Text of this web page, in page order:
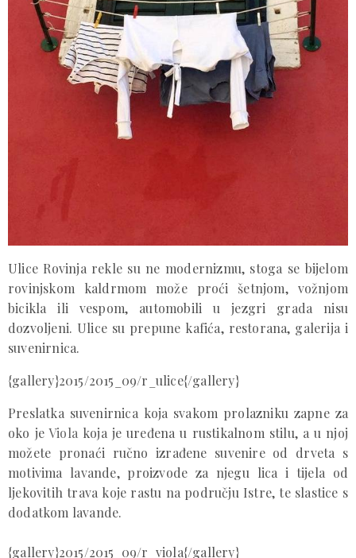
Ulice Rovinja rekle su ne modernizmu, stoga se bijelom
rovinjskom kaldrmom može proći šetnjom, vožnjom
bicikla ili vespom, automobili u jezgri grada nisu
dozvoljeni. Ulice su prepune kafića, restorana, galerija i
suvenirnica.
{gallery}2015/2015_09/r_ulice{/gallery}
Preslatka suvenirnica koja svakom prolazniku zapne za
oko je Violakoja je uređena u rustikalnom stilu, a u njoj
možete pronaći ručno izrađene suvenire od drveta s
motivima lavande, proizvode za njegu lica i tijela od
ljekovitih trava koje rastu na području Istre, te slastice s
dodatkom lavande.
{gallery}2015/2015_09/r_viola{/gallery}